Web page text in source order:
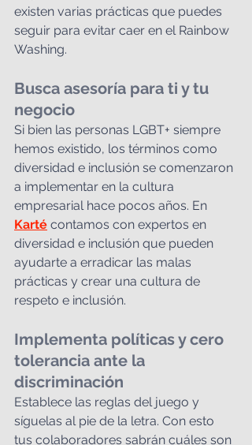
existen varias prácticas que puedes
seguir para evitar caer en el Rainbow
Washing.
Busca asesoría para ti y tu
negocio
Si bien las personas LGBT+ siempre
hemos existido, los términos como
diversidad e inclusión se comenzaron
a implementar en la cultura
empresarial hace pocos años. En
Karté contamos con expertos en
diversidad e inclusión que pueden
ayudarte a erradicar las malas
prácticas y crear una cultura de
respeto e inclusión.
Implementa políticas y cero
tolerancia ante la
discriminación
Establece las reglas del juego y
síguelas al pie de la letra. Con esto
tus colaboradores sabrán cuáles son